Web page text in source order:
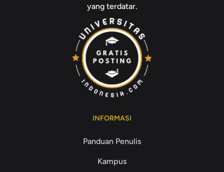
yang terdatar.
INFORMASI
Panduan Penulis
Kampus